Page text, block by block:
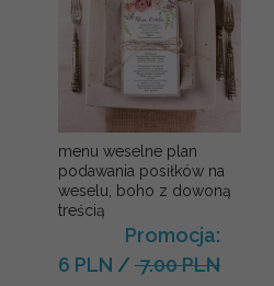
menu weselne plan
podawania posiłków na
weselu, boho z dowoną
treścią
Promocja:
6 PLN / 7.00 PLN